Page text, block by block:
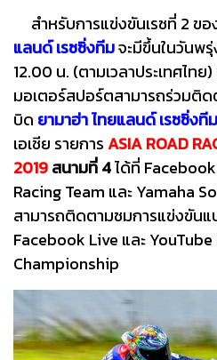
สำหรับการแข่งขันเรซที่ 2 ข
แลนด์ เรซซิ่งทีมจะมีขึ้นในวันพ
12.00 น. (ตามเวลาประเทศไท
มอเตอร์สปอร์ตสามารถร่วมติ
บิด ยามาฮ่า ไทยแลนด์ เรซซิ่งทีม
เอเชีย รายการASIA ROAD
2019สนามที่ 4ได้ที่
Racing Team และ Yamaha
สามารถติดตามชมการแข่งขัน
Facebook Live และ
Championship